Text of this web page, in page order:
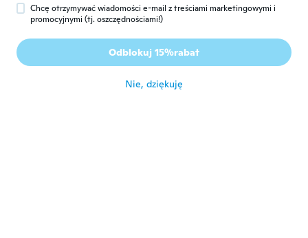
R renata
Rok dołączenia 2017 · 19 opinie
Muito bonito
Chcę otrzymywać wiadomości e-mail z treściami marketingowymi i
promocyjnymi (tj. oszczędnościami!)
Odblokuj 15%rabat
Nie, dziękuję